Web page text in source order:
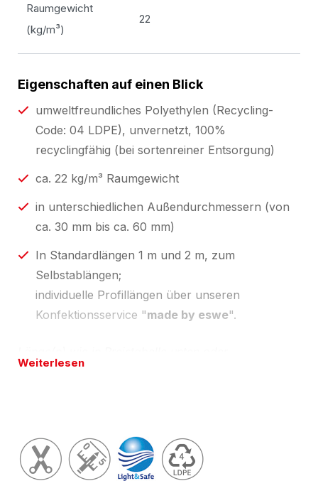
Raumgewicht
(kg/m³)
22
Eigenschaften auf einen Blick
umweltfreundliches Polyethylen (Recycling-
Code: 04 LDPE), unvernetzt, 100%
recyclingfähig (bei sortenreiner Entsorgung)
ca. 22 kg/m³ Raumgewicht
in unterschiedlichen Außendurchmessern (von
ca. 30 mm bis ca. 60 mm)
In Standardlängen 1 m und 2 m, zum
Selbstablängen;
individuelle Profillängen über unseren
Konfektionsservice "made by eswe".
zugeschnitten auf Ihre Wunschlänge; Toleranzen
Downloads.
Erfahren Sie unterRecycling und Nachhaltigkeit |
Weiterlesen